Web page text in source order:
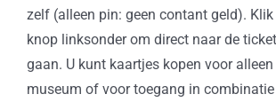
zelf (alleen pin: geen contant geld).
knop linksonder om direct naar de
gaan. U kunt kaartjes kopen voor
museum of voor toegang in